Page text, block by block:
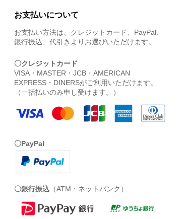
お支払いについて
お支払い方法は、クレジットカード、PayPal、
銀行振込、代引きよりお選びいただけます。
〇クレジットカード
VISA・MASTER・JCB・AMERICAN
EXPRESS・DINERSがご利用いただけます。
（一括払いのみ申し受けます。）
〇PayPal
〇銀行振込 （ATM・ネットバンク）